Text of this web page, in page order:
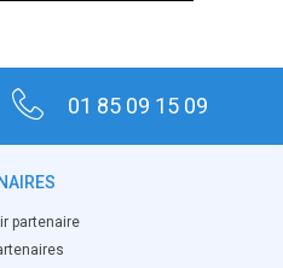
01 85 09 15 09
partenaire